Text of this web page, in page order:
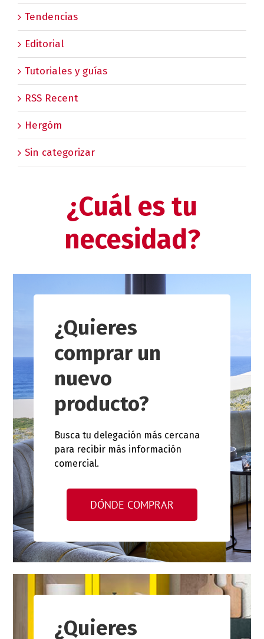
Tendencias
Editorial
Tutoriales y guías
RSS Recent
Hergóm
Sin categorizar
¿Cuál es tu
necesidad?
¿Quieres
comprar un
nuevo
producto?
Busca tu delegación más cercana
para recibir más información
comercial.
DÓNDE COMPRAR
¿Quieres